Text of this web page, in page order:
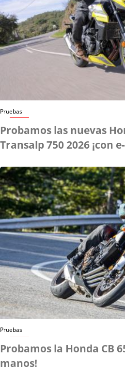
Pruebas
Probamos las nuevas
Transalp 750 2026 ¡con
Pruebas
Probamos la Honda CB
manos!